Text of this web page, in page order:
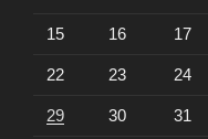
15 16 17
22 23 24
29 30 31